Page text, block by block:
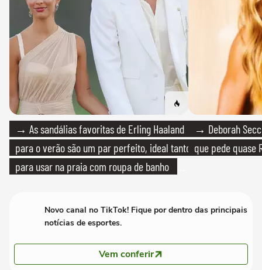
→ As sandálias favoritas de Erling Haaland
para o verão são um par perfeito, ideal tanto
para usar na praia com roupa de banho
→ Deborah
que pede quase
Novo canal no TikTok! Fique por dentro das principais
notícias de esportes.
Vem conferir